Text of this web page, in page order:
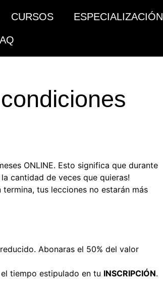
CURSOS ESPECIALIZACIÓN
ONLINE. Esto significa que durante
cantidad de veces que quieras!
tus lecciones no estarán más
Abonaras el 50% del valor
tiempo estipulado en tu INSCRIPCIÓN.